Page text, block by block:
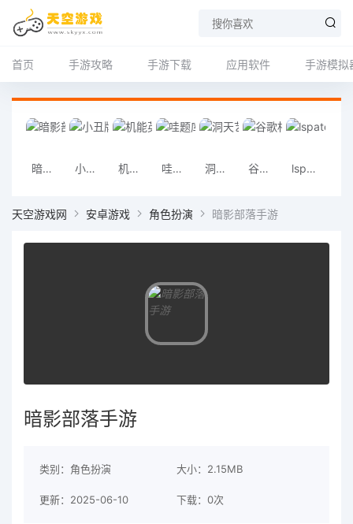
首页 手游攻略 手游下载 应用软件 手游模拟
暗影部落手游 小丑牌宝可梦模组最新版 机能英雄安卓版 哇题库 洞天艺术 谷歌相册 lspatch模块仓库
天空游戏网 安卓游戏 角色扮演 暗影部落手游
暗影部落手游
类别：角色扮演 大小：2.15MB
更新：2025-06-10 下载：0次